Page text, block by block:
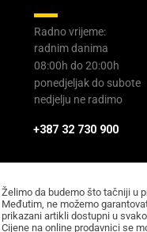
Radno vrijeme:
radnim danima
08:00h do 20:00h
ponedjeljak do subote
nedjelju ne radimo
+387 32 730 900
Želimo da budemo što tačniji u
Međutim, ne možemo
prikazani artikli dostupni u
Cijene na online prodavnici se